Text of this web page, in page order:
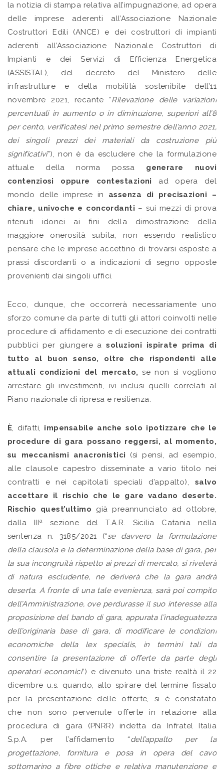
la notizia di stampa relativa all’impugnazione, ad opera
delle imprese aderenti all’Associazione Nazionale
Costruttori Edili (ANCE) e dei costruttori di impianti
aderenti all’Associazione Nazionale Costruttori di
Impianti e dei Servizi di Efficienza Energetica
(ASSISTAL), del decreto del Ministero delle
infrastrutture e della mobilità sostenibile dell’11
novembre 2021, recante “Rilevazione delle variazioni
percentuali in aumento o in diminuzione, superiori all’8
per cento, verificatesi nel primo semestre dell’anno 2021,
dei singoli prezzi dei materiali da costruzione più
significativi”), non è da escludere che la formulazione
attuale della norma possa generare nuovi
contenziosi oppure contestazioni
ad opera del
mondo delle imprese in assenza di precisazioni –
chiare, univoche e concordanti – sui mezzi di prova
ritenuti idonei ai fini della dimostrazione della
maggiore onerosità subita, non essendo realistico
pensare che le imprese accettino di trovarsi esposte a
prassi discordanti o a indicazioni di segno opposte
provenienti dai singoli uffici.
Ecco, dunque, che occorrerà necessariamente uno
sforzo comune da parte di tutti gli attori coinvolti nelle
procedure di affidamento e di esecuzione dei contratti
pubblici per giungere asoluzioni ispirate prima di
tutto al buon senso, oltre che rispondenti alle
attuali condizioni del mercato, se non si vogliono
arrestare gli investimenti, ivi inclusi quelli correlati al
Piano nazionale di ripresa e resilienza.
È, difatti, impensabile anche solo ipotizzare che le
procedure di gara possano reggersi, al momento,
su meccanismi anacronistici (si pensi, ad esempio,
alle clausole capestro disseminate a vario titolo nei
contratti e nei capitolati speciali d’appalto), salvo
accettare il rischio che le gare vadano deserte.
Rischio quest’ultimo già preannunciato ad ottobre,
dalla IIIª sezione del T.A.R. Sicilia Catania nella
sentenza n. 3185/2021 (“se davvero la formulazione
della clausola e la determinazione della base di gara, per
la sua incongruità rispetto ai prezzi di mercato, si rivelerà
di natura escludente, ne deriverà che la gara andrà
deserta. A fronte di una tale evenienza, sarà poi compito
dell’Amministrazione, ove perdurasse il suo interesse alla
proposizione del bando di gara, appurata l’inadeguatezza
dell’originaria base di gara, di modificare le condizioni
economiche della lex specialis, in termini tali da
consentire la presentazione di offerte da parte degli
operatori economici”) e divenuto una triste realtà il 22
dicembre u.s. quando, allo spirare del termine fissato
per la presentazione delle offerte, si è constatato
che non sono pervenute offerte in relazione alla
procedura di gara (PNRR) indetta da Infratel Italia
S.p.A. per l’affidamento “dell’appalto per la
progettazione, fornitura e posa in opera del cavo
sottomarino a fibre ottiche e relativa manutenzione e